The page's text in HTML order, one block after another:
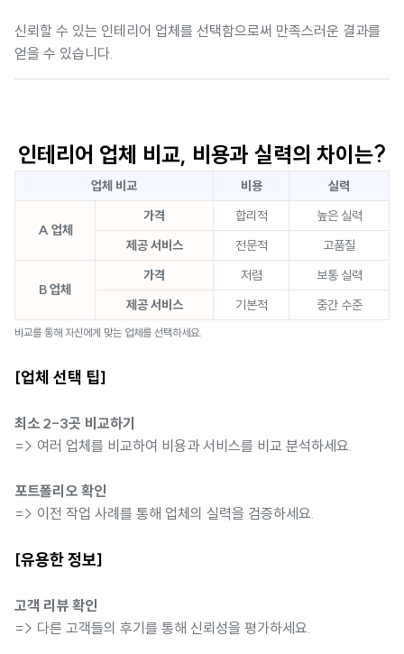
신뢰할 수 있는 인테리어 업체를 선택함으로써 만족스러운 결과를
얻을 수 있습니다.
인테리어 업체 비교, 비용과 실력의 차이는?
업체 비교 비용 실력
A 업체
가격 합리적
높은 실력
제공 서비스
전문적 고품질
B 업체
가격 저렴
보통 실력
제공 서비스
기본적 중간 수준
비교를 통해 자신에게 맞는 업체를 선택하세요.
[업체 선택 팁]
최소 2-3곳 비교하기
=> 여러 업체를 비교하여 비용과 서비스를 비교 분석하세요.
포트폴리오 확인
=> 이전 작업 사례를 통해 업체의 실력을 검증하세요.
[유용한 정보]
고객 리뷰 확인
=> 다른 고객들의 후기를 통해 신뢰성을 평가하세요.